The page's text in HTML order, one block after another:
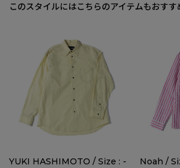
このスタイルにはこちらのアイテムもおすす
YUKI HASHIMOTO / Size : -
Noah /